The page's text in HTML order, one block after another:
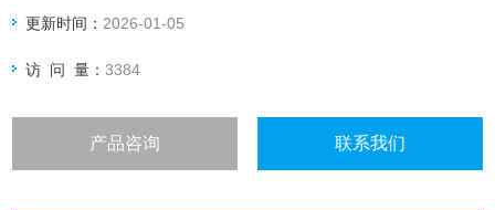
更新时间： 2026-01-05
访 问 量：3384
产品咨询 联系我们